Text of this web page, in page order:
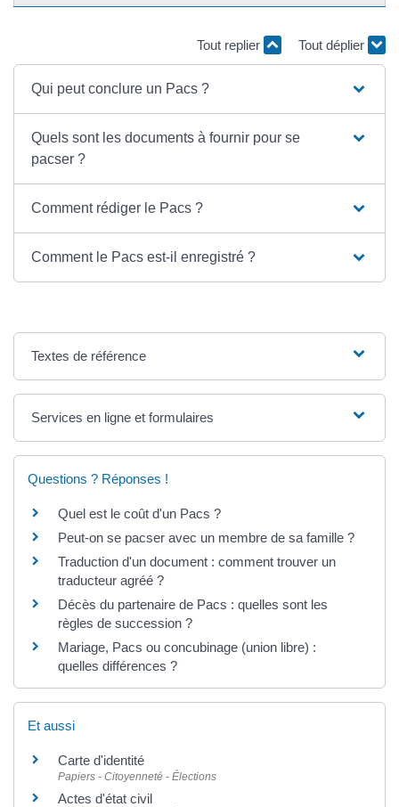
Tout replier Tout déplier
Qui peut conclure un Pacs ?
Quels sont les documents à fournir pour se
pacser ?
Comment rédiger le Pacs ?
Comment le Pacs est-il enregistré ?
Textes de référence
Services en ligne et formulaires
Questions ? Réponses !
Quel est le coût d'un Pacs ?
Peut-on se pacser avec un membre de sa famille ?
Traduction d'un document : comment trouver un
traducteur agréé ?
Décès du partenaire de Pacs : quelles sont les
règles de succession ?
Mariage, Pacs ou concubinage (union libre) :
quelles différences ?
Et aussi
Carte d'identité
Papiers - Citoyenneté - Élections
Actes d'état civil